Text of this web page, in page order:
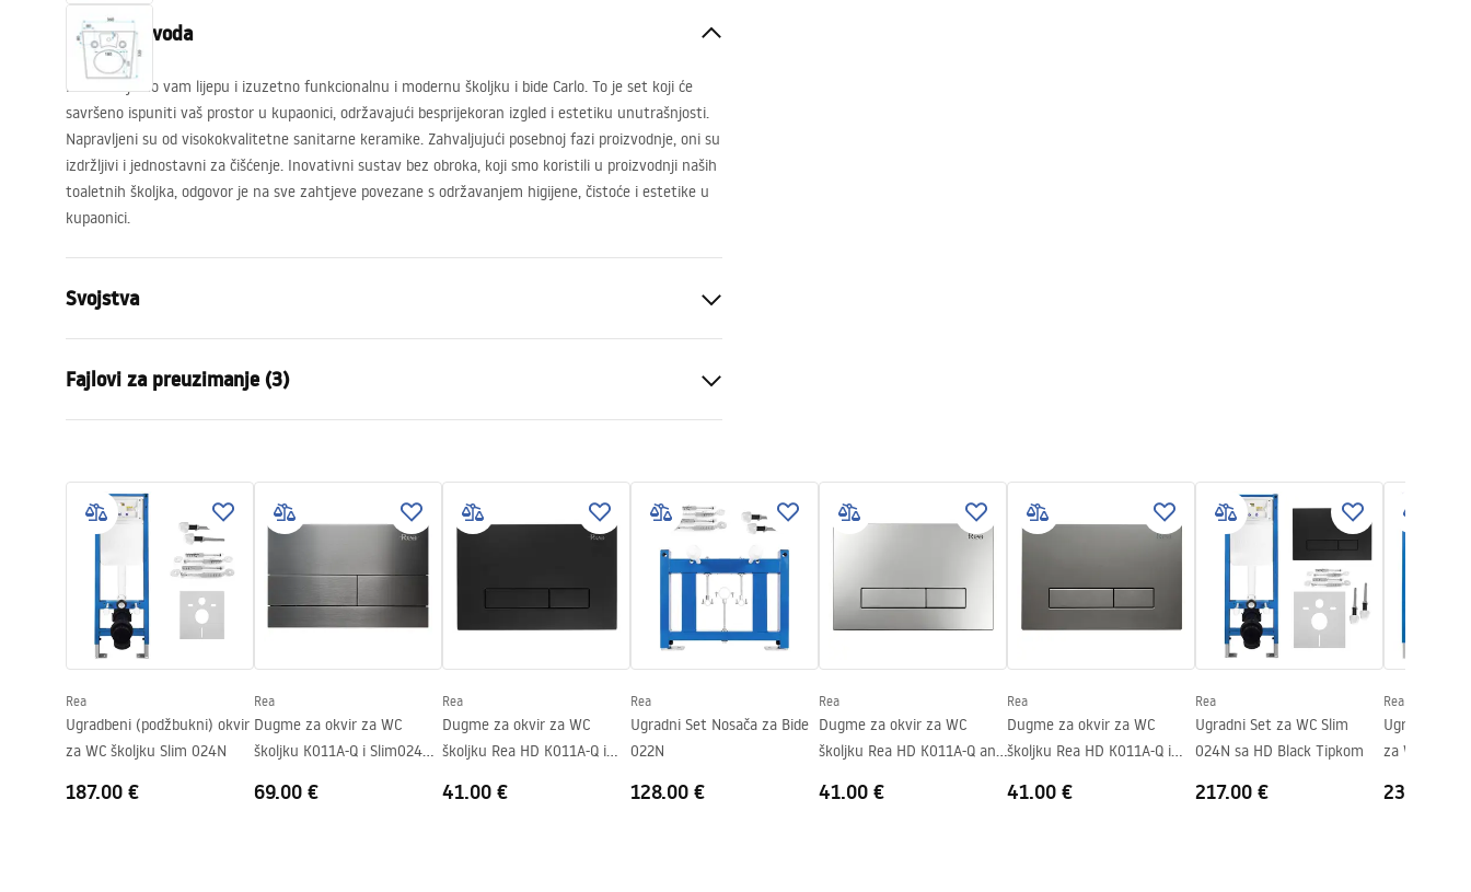
Opis proizvoda
Predstavljamo vam lijepu i izuzetno funkcionalnu i modernu školjku i bide Carlo. To je set koji će
savršeno ispuniti vaš prostor u kupaonici, održavajući besprijekoran izgled i estetiku unutrašnjosti.
Napravljeni su od visokokvalitetne sanitarne keramike. Zahvaljujući posebnoj fazi proizvodnje, oni su
izdržljivi i jednostavni za čišćenje. Inovativni sustav bez obroka, koji smo koristili u proizvodnji naših
toaletnih školjka, odgovor je na sve zahtjeve povezane s održavanjem higijene, čistoće i estetike u
kupaonici.
Svojstva
Sustav ispiranja
Boja
Bijela/Zlatna
Materijal
Duljina
495
mm
Širina
Visina
355
Razmak montažnih vijaka
mm
Daska uključena
Da, bijela
Fajlovi za preuzimanje (3)
ATEST-higieniczny.pdf instrukcja-montażu-misy-wc-video.mp4
Montažne upute
Rea
Ugradbeni (podžbukni) okvir
za WC školjku Slim 024N
187.00 €
Rea
Dugme za okvir za WC
školjku K011A-Q i Slim024N
69.00 €
Rea
Dugme za okvir za WC
školjku Rea HD K011A-Q i
41.00 €
Rea
Ugradni Set Nosača za Bide
022N
128.00 €
Rea
Dugme za okvir za WC
školjku Rea HD K011A-Q and
41.00 €
Rea
Dugme za okvir za WC
školjku Rea HD K011A-Q i
41.00 €
Rea
Ugradni Set za WC Slim
024N sa HD Black Tipkom
217.00 €
Rea
Ugradbeni
za WC
234.00 €